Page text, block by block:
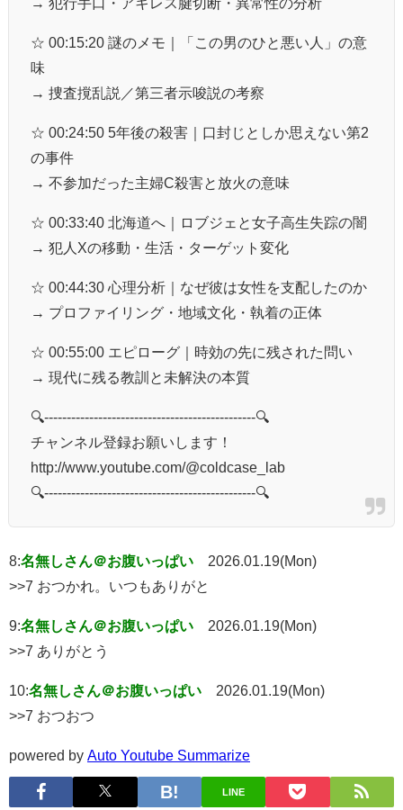
☆ 00:15:20 謎のメモ｜「この男のひと悪い人」の意
味
→ 捜査撹乱説／第三者示唆説の考察
☆ 00:24:50 5年後の殺害｜口封じとしか思えない第2
の事件
→ 不参加だった主婦C殺害と放火の意味
☆ 00:33:40 北海道へ｜ロブジェと女子高生失踪の闇
→ 犯人Xの移動・生活・ターゲット変化
☆ 00:44:30 心理分析｜なぜ彼は女性を支配したのか
→ プロファイリング・地域文化・執着の正体
☆ 00:55:00 エピローグ｜時効の先に残された問い
→ 現代に残る教訓と未解決の本質
🔍-----------------------------------------------🔍
チャンネル登録お願いします！
http://www.youtube.com/@coldcase_lab
🔍-----------------------------------------------🔍
8:名無しさん＠お腹いっぱい
2026.01.19(Mon)
>>7 おつかれ。いつもありがと
9:名無しさん＠お腹いっぱい
2026.01.19(Mon)
>>7 ありがとう
10:名無しさん＠お腹いっぱい
2026.01.19(Mon)
>>7 おつおつ
powered by Auto Youtube Summarize
LINE